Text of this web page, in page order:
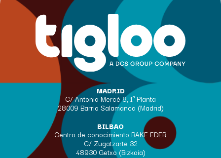
MADRID
C/ Antonia Mercé 8, 1ª Planta
28009 Barrio Salamanca (Madrid)
BILBAO
Centro de conocimiento BAKE EDER
C/ Zugatzarte 32
48930 Getxo (Bizkaia)